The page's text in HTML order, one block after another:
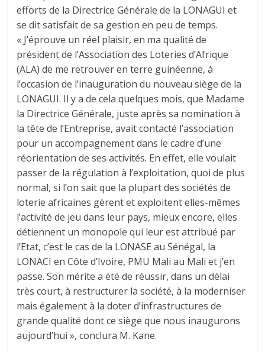
efforts de la Directrice Générale de la LONAGUI et
se dit satisfait de sa gestion en peu de temps.
« J’éprouve un réel plaisir, en ma qualité de
président de l’Association des Loteries d’Afrique
(ALA) de me retrouver en terre guinéenne, à
l’occasion de l’inauguration du nouveau siège de la
LONAGUI. Il y a de cela quelques mois, que Madame
la Directrice Générale, juste après sa nomination à
la tête de l’Entreprise, avait contacté l’association
pour un accompagnement dans le cadre d’une
réorientation de ses activités. En effet, elle voulait
passer de la régulation à l’exploitation, quoi de plus
normal, si l’on sait que la plupart des sociétés de
loterie africaines gèrent et exploitent elles-mêmes
l’activité de jeu dans leur pays, mieux encore, elles
détiennent un monopole qui leur est attribué par
l’Etat, c’est le cas de la LONASE au Sénégal, la
LONACI en Côte d’Ivoire, PMU Mali au Mali et j’en
passe. Son mérite a été de réussir, dans un délai
très court, à restructurer la société, à la moderniser
mais également à la doter d’infrastructures de
grande qualité dont ce siège que nous inaugurons
aujourd’hui », conclura M. Kane.